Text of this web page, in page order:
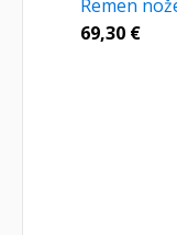
Remen
69,30 €